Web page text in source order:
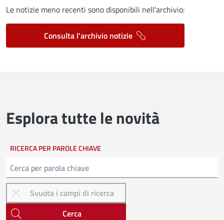
Le notizie meno recenti sono disponibili nell'archivio:
Consulta l'archivio notizie
Esplora tutte le novità
RICERCA PER PAROLE CHIAVE
Cerca